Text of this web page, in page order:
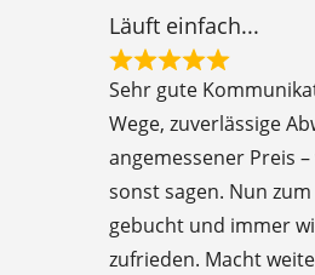
o
Läuft einfach...
R
d
5
Sehr gute
Wege, zuverlässige
angemessener Preis
sonst sagen. Nun
gebucht und immer
zufrieden. Macht